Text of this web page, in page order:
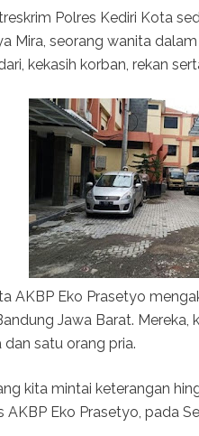
Polres Kediri Kota
Mira, seorang wanita
kekasih korban, rekan
AKBP Eko Prasetyo
Jawa Barat. Mereka,
satu orang pria.
kita mintai keterangan
AKBP Eko Prasetyo, pada